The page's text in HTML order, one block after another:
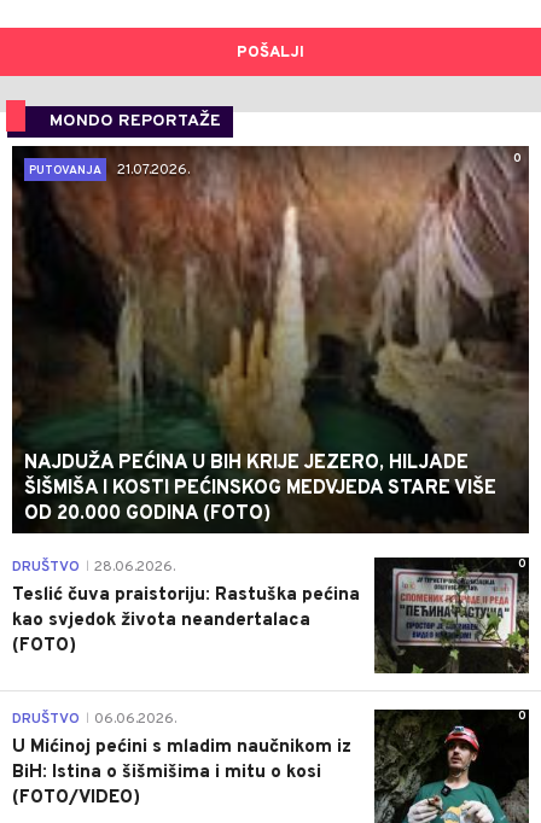
POŠALJI
MONDO REPORTAŽE
0
PUTOVANJA
21.07.2026.
NAJDUŽA PEĆINA U BIH KRIJE JEZERO, HILJADE
ŠIŠMIŠA I KOSTI PEĆINSKOG MEDVJEDA STARE VIŠE
OD 20.000 GODINA (FOTO)
0
DRUŠTVO 28.06.2026.
Teslić čuva praistoriju: Rastuška pećina
kao svjedok života neandertalaca
(FOTO)
0
DRUŠTVO 06.06.2026.
U Mićinoj pećini s mladim naučnikom iz
BiH: Istina o šišmišima i mitu o kosi
(FOTO/VIDEO)